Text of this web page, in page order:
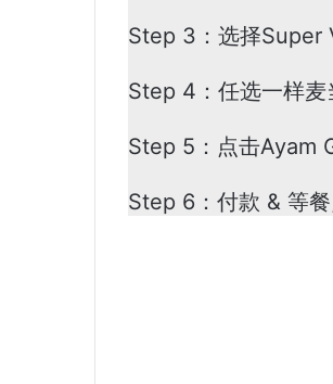
Step 3：选择Super
Step 4：任选一样
Step 5：点击Ayam
Step 6：付款 & 等餐